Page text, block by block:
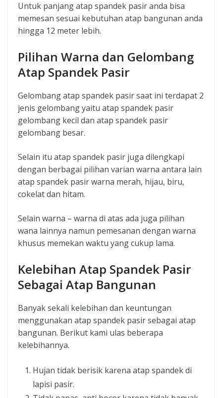
Untuk panjang atap spandek pasir anda bisa
memesan sesuai kebutuhan atap bangunan anda
hingga 12 meter lebih.
Pilihan Warna dan Gelombang
Atap Spandek Pasir
Gelombang atap spandek pasir saat ini terdapat 2
jenis gelombang yaitu atap spandek pasir
gelombang kecil dan atap spandek pasir
gelombang besar.
Selain itu atap spandek pasir juga dilengkapi
dengan berbagai pilihan varian warna antara lain
atap spandek pasir warna merah, hijau, biru,
cokelat dan hitam.
Selain warna – warna di atas ada juga pilihan
wana lainnya namun pemesanan dengan warna
khusus memekan waktu yang cukup lama.
Kelebihan Atap Spandek Pasir
Sebagai Atap Bangunan
Banyak sekali kelebihan dan keuntungan
menggunakan atap spandek pasir sebagai atap
bangunan. Berikut kami ulas beberapa
kelebihannya.
Hujan tidak berisik karena atap spandek di
lapisi pasir.